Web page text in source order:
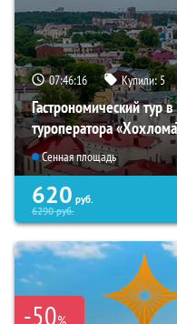
07:46:15 Купили:5
Гастрономический тур
туроператора
Сенная площадь
620 руб.
6290руб.
-50